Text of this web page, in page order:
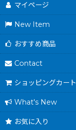
マイページ
New Item
おすすめ商品
Contact
ショッピングカート
What's New
お気に入り